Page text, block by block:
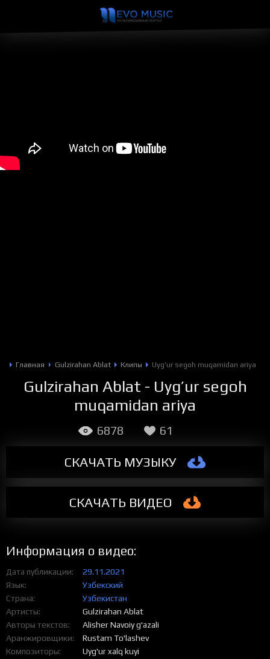
Главная Gulzirahan Ablat Клипы Uyg'ur segoh muqamidan ariya
Gulzirahan Ablat - Uyg’ur segoh
muqamidan ariya
СКАЧАТЬ МУЗЫКУ
СКАЧАТЬ ВИДЕО
6878 61
Информация о видео:
Дата публикации
29.11.2021
Язык
Узбекский
Страна
Узбекистан
Артисты
Gulzirahan Ablat
Авторы текстов
Alisher Navoiy g'azali
Аранжировщики
Rustam To'lashev
Композиторы
Uyg'ur xalq kuyi